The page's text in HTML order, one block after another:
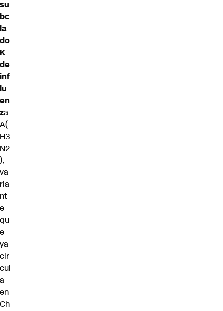
su
bc
la
do
K
de
inf
lu
en
za
A(
H3
N2
),
va
ria
nt
e
qu
e
ya
cir
cul
a
en
Ch